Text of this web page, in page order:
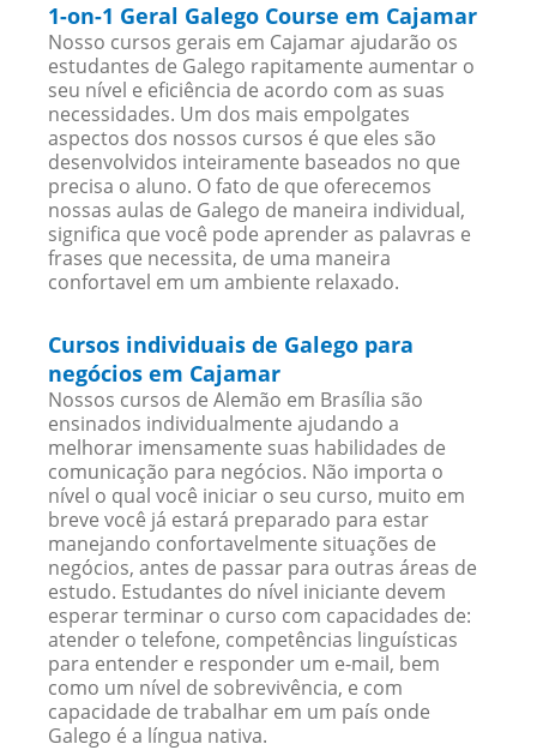
1-on-1 Geral Galego Course em Cajamar
Nosso cursos gerais em Cajamar ajudarão os
estudantes de Galego rapitamente aumentar o
seu nível e eficiência de acordo com as suas
necessidades. Um dos mais empolgates
aspectos dos nossos cursos é que eles são
desenvolvidos inteiramente baseados no que
precisa o aluno. O fato de que oferecemos
nossas aulas de Galego de maneira individual,
significa que você pode aprender as palavras e
frases que necessita, de uma maneira
confortavel em um ambiente relaxado.
Cursos individuais de Galego para
negócios em Cajamar
Nossos cursos de Alemão em Brasília são
ensinados individualmente ajudando a
melhorar imensamente suas habilidades de
comunicação para negócios. Não importa o
nível o qual você iniciar o seu curso, muito em
breve você já estará preparado para estar
manejando confortavelmente situações de
negócios, antes de passar para outras áreas de
estudo. Estudantes do nível iniciante devem
esperar terminar o curso com capacidades de:
atender o telefone, competências linguísticas
para entender e responder um e-mail, bem
como um nível de sobrevivência, e com
capacidade de trabalhar em um país onde
Galego é a língua nativa.